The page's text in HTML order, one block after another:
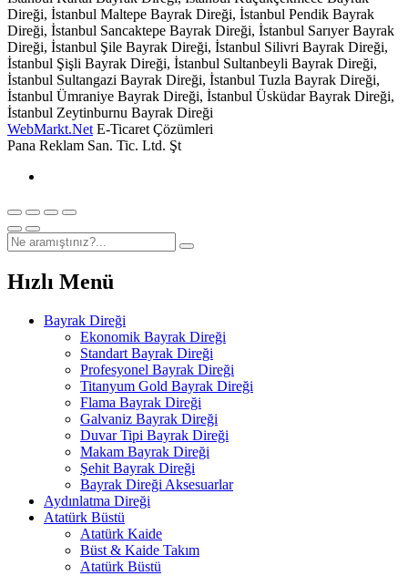
Direği, İstanbul Maltepe Bayrak Direği, İstanbul Pendik Bayrak
Direği, İstanbul Sancaktepe Bayrak Direği, İstanbul Sarıyer Bayrak
Direği, İstanbul Şile Bayrak Direği, İstanbul Silivri Bayrak Direği,
İstanbul Şişli Bayrak Direği, İstanbul Sultanbeyli Bayrak Direği,
İstanbul Sultangazi Bayrak Direği, İstanbul Tuzla Bayrak Direği,
İstanbul Ümraniye Bayrak Direği, İstanbul Üsküdar Bayrak Direği,
İstanbul Zeytinburnu Bayrak Direği
WebMarkt.Net E-Ticaret Çözümleri
Pana Reklam San. Tic. Ltd. Şt
Hızlı Menü
Bayrak Direği
Ekonomik Bayrak Direği
Standart Bayrak Direği
Profesyonel Bayrak Direği
Titanyum Gold Bayrak Direği
Flama Bayrak Direği
Galvaniz Bayrak Direği
Duvar Tipi Bayrak Direği
Makam Bayrak Direği
Şehit Bayrak Direği
Bayrak Direği Aksesuarlar
Aydınlatma Direği
Atatürk Büstü
Atatürk Kaide
Büst & Kaide Takım
Atatürk Büstü